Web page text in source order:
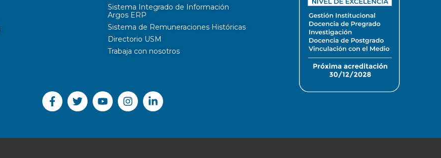
Sistema Integrado de Información
Argos ERP
Sistema de Remuneraciones Históricas
Directorio USM
Trabaja con nosotros